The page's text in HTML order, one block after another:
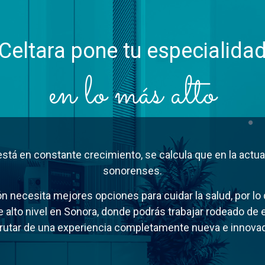
pone tu
en lo más alto
en constante crecimiento, se calcula que en la
sonorenses.
necesita mejores opciones para cuidar la salud, por
nivel en Sonora, donde podrás trabajar rodeado de
de una experiencia completamente nueva e